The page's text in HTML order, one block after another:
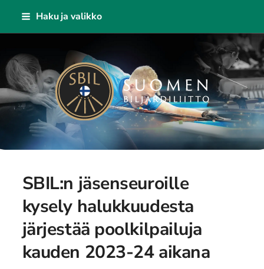
Siirry
Haku ja valikko
Suomen Biljardiliitto ry
SBIL:n jäsenseuroille
kysely halukkuudesta
järjestää poolkilpailuja
kauden 2023-24 aikana